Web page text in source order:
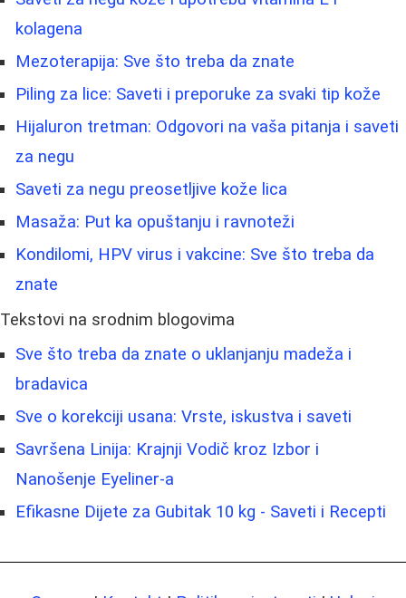
kolagena
Mezoterapija: Sve što treba da znate
Piling za lice: Saveti i preporuke za svaki tip kože
Hijaluron tretman: Odgovori na vaša pitanja i saveti
za negu
Saveti za negu preosetljive kože lica
Masaža: Put ka opuštanju i ravnoteži
Kondilomi, HPV virus i vakcine: Sve što treba da
znate
Tekstovi na srodnim blogovima
Sve što treba da znate o uklanjanju madeža i
bradavica
Sve o korekciji usana: Vrste, iskustva i saveti
Savršena Linija: Krajnji Vodič kroz Izbor i
Nanošenje Eyeliner-a
Efikasne Dijete za Gubitak 10 kg - Saveti i Recepti